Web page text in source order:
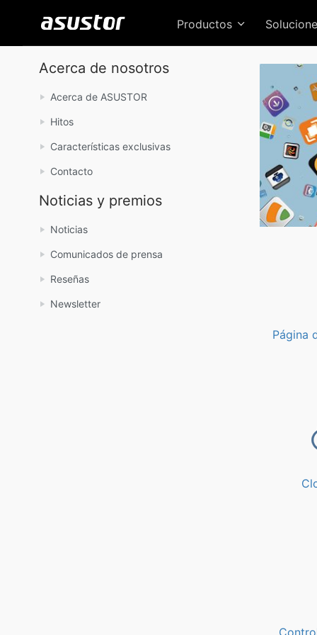
Productos
Acerca de nosotros
Acerca de ASUSTOR
Hitos
Características exclusivas
Contacto
Noticias y premios
Noticias
Comunicados de prensa
Reseñas
Newsletter
Página